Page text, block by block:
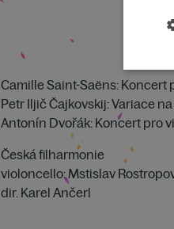
Camille Saint-Saëns: Koncert
Petr Iljič Čajkovskij: Variace
Antonín Dvořák: Koncert pro
Česká filharmonie
violoncello: Mstislav
dir. Karel Ančerl